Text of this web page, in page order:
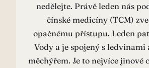
nedělejte. Právě leden nás
čínské medicíny (TCM)
opačnému přístupu. Leden
Vody a je spojený s ledvinami
měchýřem. Je to nejvíce jinové